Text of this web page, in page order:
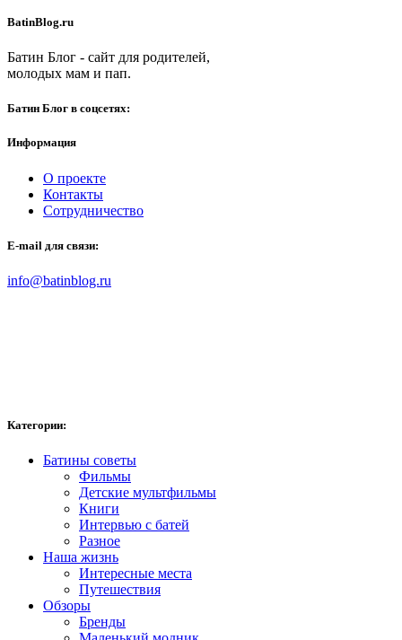
BatinBlog.ru
Батин Блог - сайт для родителей,
молодых мам и пап.
Батин Блог в соцсетях:
Информация
О проекте
Контакты
Сотрудничество
E-mail для связи:
info@batinblog.ru
Категории:
Батины советы
Фильмы
Детские мультфильмы
Книги
Интервью с батей
Разное
Наша жизнь
Интересные места
Путешествия
Обзоры
Бренды